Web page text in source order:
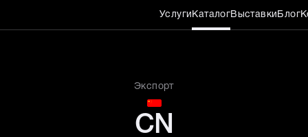
Услуги КаталогВыставки Блог
180*200 см, высота 26
Экспорт
CN